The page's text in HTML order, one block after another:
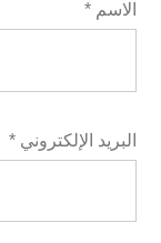
الاسم *
البريد الإلكتروني *